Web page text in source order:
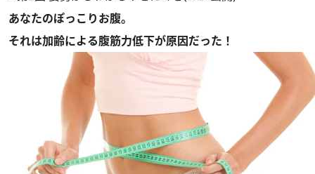
あなたのぽっこりお腹。
それは加齢による腹筋力低下が原因だった！